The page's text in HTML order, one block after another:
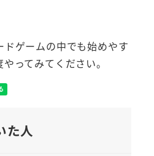
ゲームの中でも始めやす
ってみてください。
た人